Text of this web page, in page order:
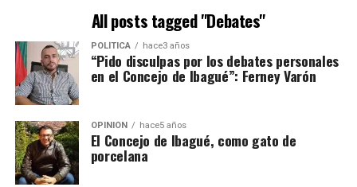
All posts tagged "Debates"
POLÍTICA hace3 años
“Pido disculpas por los debates personales
en el Concejo de Ibagué”: Ferney Varón
OPINIÓN hace5 años
El Concejo de Ibagué, como gato de
porcelana